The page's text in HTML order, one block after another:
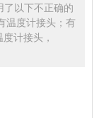
了以下不正确的
温度计接头；有
计接头，